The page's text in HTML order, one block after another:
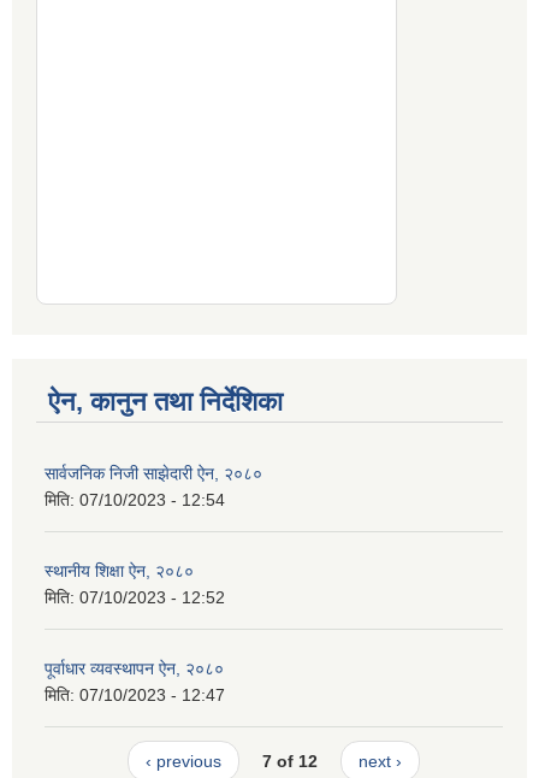
ऐन, कानुन तथा निर्देशिका
सार्वजनिक निजी साझेदारी ऐन, २०८०
मिति: 07/10/2023 - 12:54
स्थानीय शिक्षा ऐन, २०८०
मिति: 07/10/2023 - 12:52
पूर्वाधार व्यवस्थापन ऐन, २०८०
मिति: 07/10/2023 - 12:47
‹ previous 7 of 12 next ›